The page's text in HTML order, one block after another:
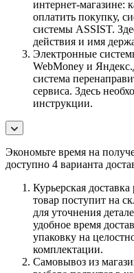
интернет-магазине:
оплатить покупку,
системы ASSIST.
действия и имя
Электронные
WebMoney и
система
сервиса. Здесь
инструкции.
Экономьте время на
доступно 4 варианта
Курьерская
товар поступит на
для уточнения
удобное время
упаковку на
комплектации.
Самовывоз из